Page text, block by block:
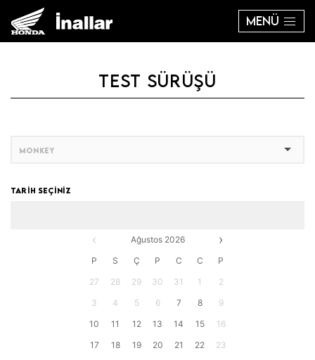
MENÜ
TEST SÜRÜŞÜ
TARİH SEÇİNİZ
‹ Ağustos 2026 ›
P S Ç P C C
P
27
28 29 30 31 1
2
3
4 5 6 7 8
9
10
11 12 13 14 15
16
17
18 19 20 21 22
23